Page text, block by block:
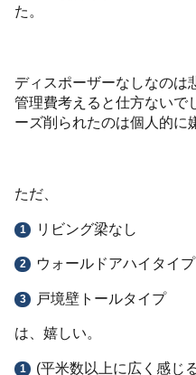
た。
ディスポーザーなしなのは
管理費考えると仕方ないで
ーズ削られたのは個人的に
ただ、
リビング梁なし
ウォールドアハイタイプ
戸境壁トールタイプ
は、嬉しい。
(平米数以上に広く感じ